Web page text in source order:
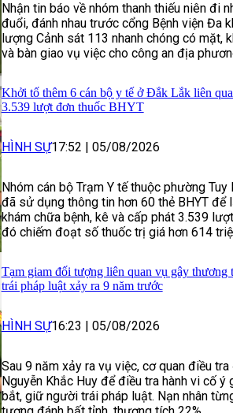
Nhận tin báo về nhóm thanh thiếu niên đi
đuổi, đánh nhau trước cổng Bệnh viện Đa
lượng Cảnh sát 113 nhanh chóng có mặt,
và bàn giao vụ việc cho công an địa
Khởi tố thêm 6 cán bộ y tế ở Đắk Lắk liên
3.539 lượt đơn thuốc BHYT
HÌNH SỰ17:52 | 05/08/2026
Nhóm cán bộ Trạm Y tế thuộc phường
đã sử dụng thông tin hơn 60 thẻ BHYT để
khám chữa bệnh, kê và cấp phát 3.539
đó chiếm đoạt số thuốc trị giá hơn 614
Tạm giam đối tượng liên quan vụ gây thương
trái pháp luật xảy ra 9 năm trước
HÌNH SỰ16:23 | 05/08/2026
Sau 9 năm xảy ra vụ việc, cơ quan điều
Nguyễn Khắc Huy để điều tra hành vi cố ý
bắt, giữ người trái pháp luật. Nạn nhân